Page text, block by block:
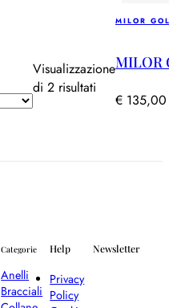
Visualizzazione
di 2 risultati
MILOR
MILOR
€ 135,00
Categorie
Anelli
Bracciali
Help
Privacy
Policy
Newsletter